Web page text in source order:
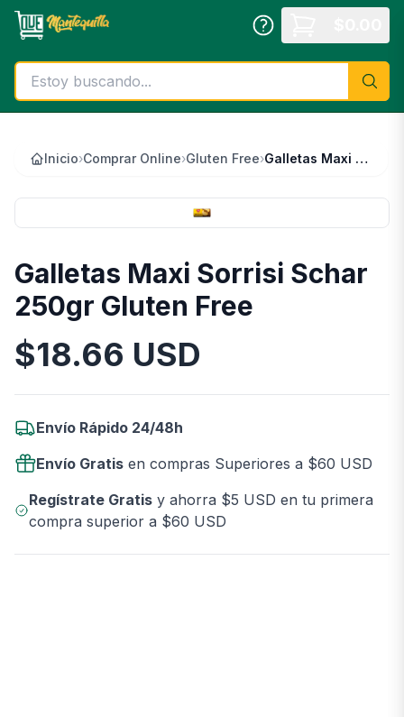
Saltar al contenido principal
Inicio›Comprar Online›Gluten Free› Galletas Maxi Sorrisi Schar 250gr Gluten Free
Galletas Maxi Sorrisi Schar
250gr Gluten Free
Información del Producto
$18.66 USD
Envío Rápido 24/48h
Envío Gratis en compras Superiores a $60 USD
Regístrate Gratisy ahorra $5 USD en tu primera
compra superior a $60 USD